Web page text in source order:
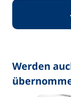
Werden